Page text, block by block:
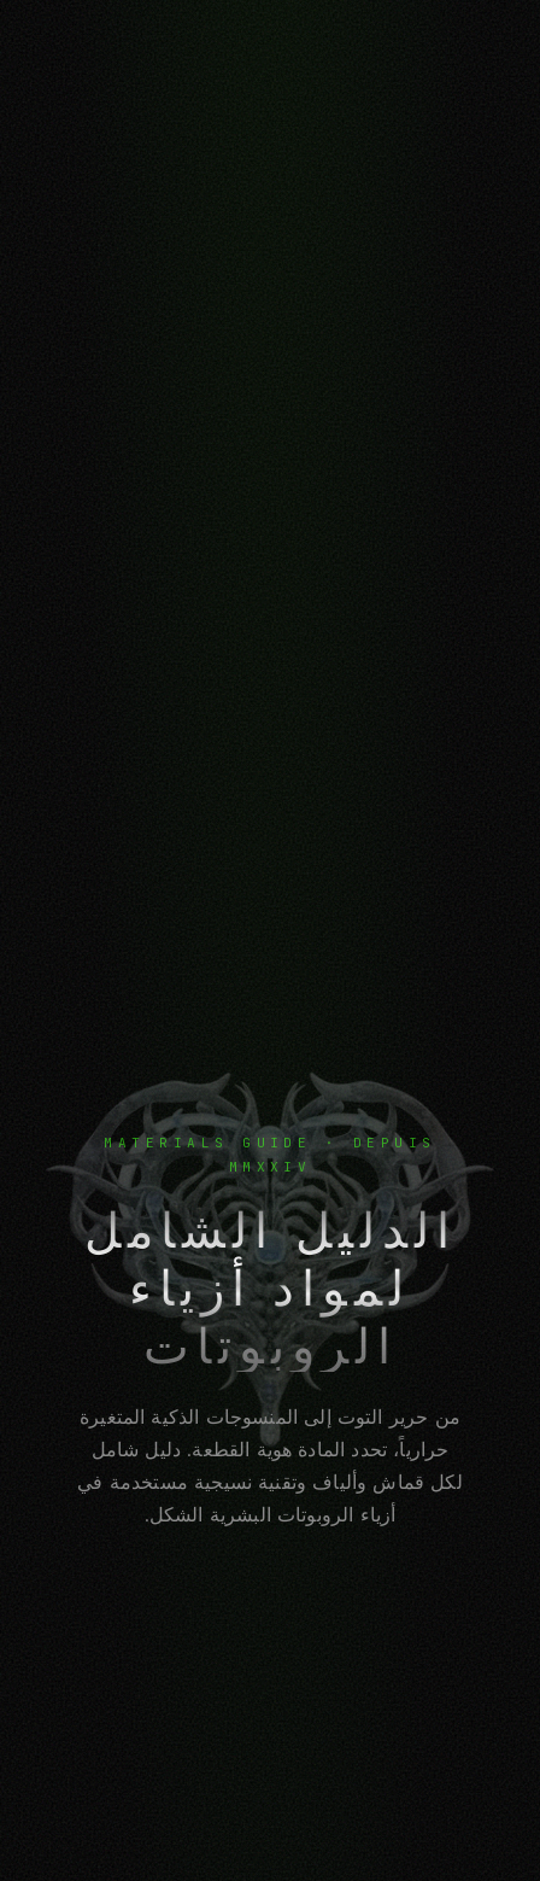
MATERIALS GUIDE · DEPUIS
MMXXIV
الدليل الشامل
لمواد أزياء
الروبوتات
من حرير التوت إلى المنسوجات الذكية المتغيرة
حرارياً، تحدد المادة هوية القطعة. دليل شامل
لكل قماش وألياف وتقنية نسيجية مستخدمة في
أزياء الروبوتات البشرية الشكل.